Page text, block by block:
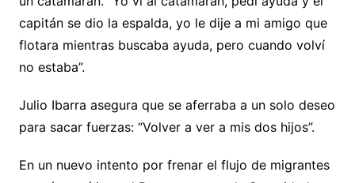
capitán se dio la espalda, yo le dije a mi amigo que
flotara mientras buscaba ayuda, pero cuando volví
no estaba”.
Julio Ibarra asegura que se aferraba a un solo deseo
para sacar fuerzas: “Volver a ver a mis dos hijos”.
En un nuevo intento por frenar el flujo de migrantes